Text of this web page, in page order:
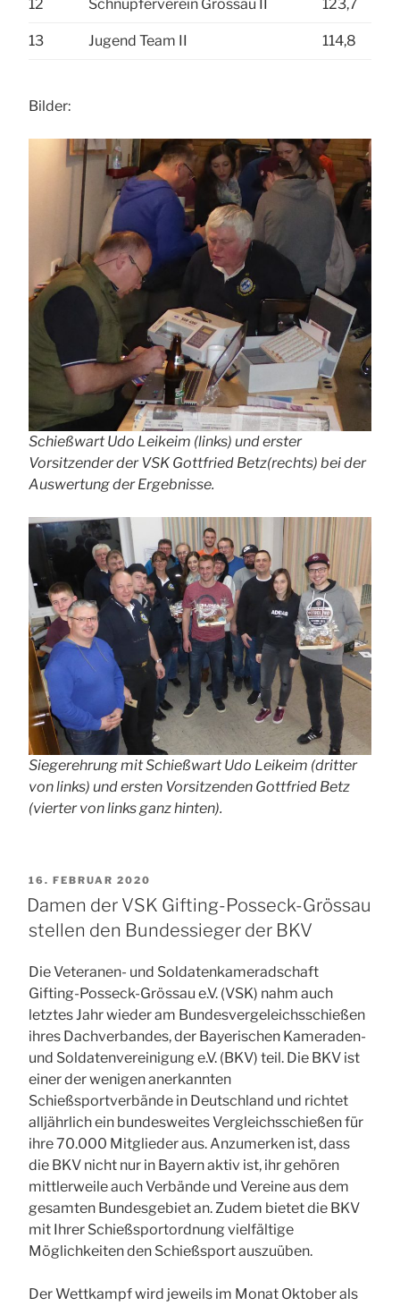
12 Schnupferverein Grössau II 123,7
13 Jugend Team II 114,8
Bilder:
Schießwart Udo Leikeim (links) und erster
Vorsitzender der VSK Gottfried Betz(rechts) bei der
Auswertung der Ergebnisse.
Siegerehrung mit Schießwart Udo Leikeim (dritter
von links) und ersten Vorsitzenden Gottfried Betz
(vierter von links ganz hinten).
VERÖFFENTLICHT
AM
16. FEBRUAR 2020
Damen der VSK Gifting-Posseck-Grössau
stellen den Bundessieger der BKV
Die Veteranen- und Soldatenkameradschaft
Gifting-Posseck-Grössau e.V. (VSK) nahm auch
letztes Jahr wieder am Bundesvergeleichsschießen
ihres Dachverbandes, der Bayerischen Kameraden-
und Soldatenvereinigung e.V. (BKV) teil. Die BKV ist
einer der wenigen anerkannten
Schießsportverbände in Deutschland und richtet
alljährlich ein bundesweites Vergleichsschießen für
ihre 70.000 Mitglieder aus. Anzumerken ist, dass
die BKV nicht nur in Bayern aktiv ist, ihr gehören
mittlerweile auch Verbände und Vereine aus dem
gesamten Bundesgebiet an. Zudem bietet die BKV
mit Ihrer Schießsportordnung vielfältige
Möglichkeiten den Schießsport auszuüben.
Der Wettkampf wird jeweils im Monat Oktober als